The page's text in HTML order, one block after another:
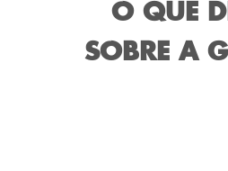
O QUE
SOBRE A